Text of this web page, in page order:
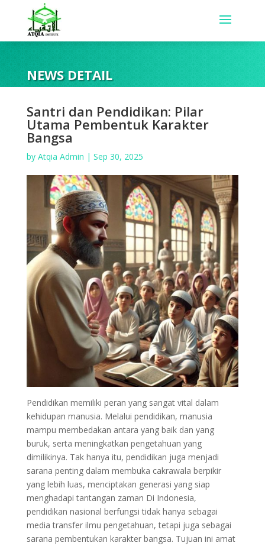
NEWS DETAIL
Santri dan Pendidikan: Pilar
Utama Pembentuk Karakter
Bangsa
by Atqia Admin | Sep 30, 2025
Pendidikan memiliki peran yang sangat vital dalam
kehidupan manusia. Melalui pendidikan, manusia
mampu membedakan antara yang baik dan yang
buruk, serta meningkatkan pengetahuan yang
dimilikinya. Tak hanya itu, pendidikan juga menjadi
sarana penting dalam membuka cakrawala berpikir
yang lebih luas, menciptakan generasi yang siap
menghadapi tantangan zaman Di Indonesia,
pendidikan nasional berfungsi tidak hanya sebagai
media transfer ilmu pengetahuan, tetapi juga sebagai
sarana pembentukan karakter bangsa. Tujuan ini amat